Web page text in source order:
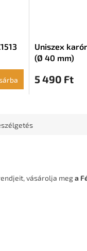
Uniszex
(Ø 40 mm)
5 490 Ft
vásárolja mega